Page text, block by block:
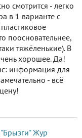
смотрится - легко
в 1 варианте с
поосновательнее,
тяжёленькие). В
хорошее. Да!
информация для
- всё
Жур